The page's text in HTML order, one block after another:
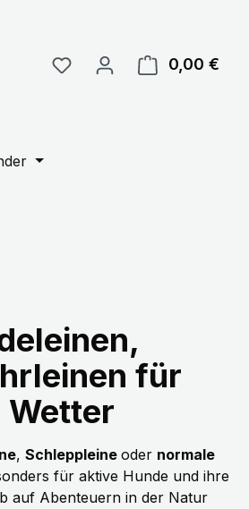
0,00 €
für
Wetter
, Schleppleine oder normale
für aktive Hunde und ihre
auf Abenteuern in der Natur